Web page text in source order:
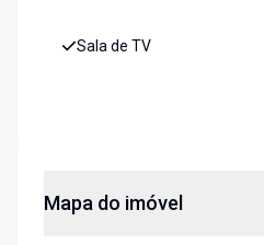
Sala de TV
Mapa do imóvel